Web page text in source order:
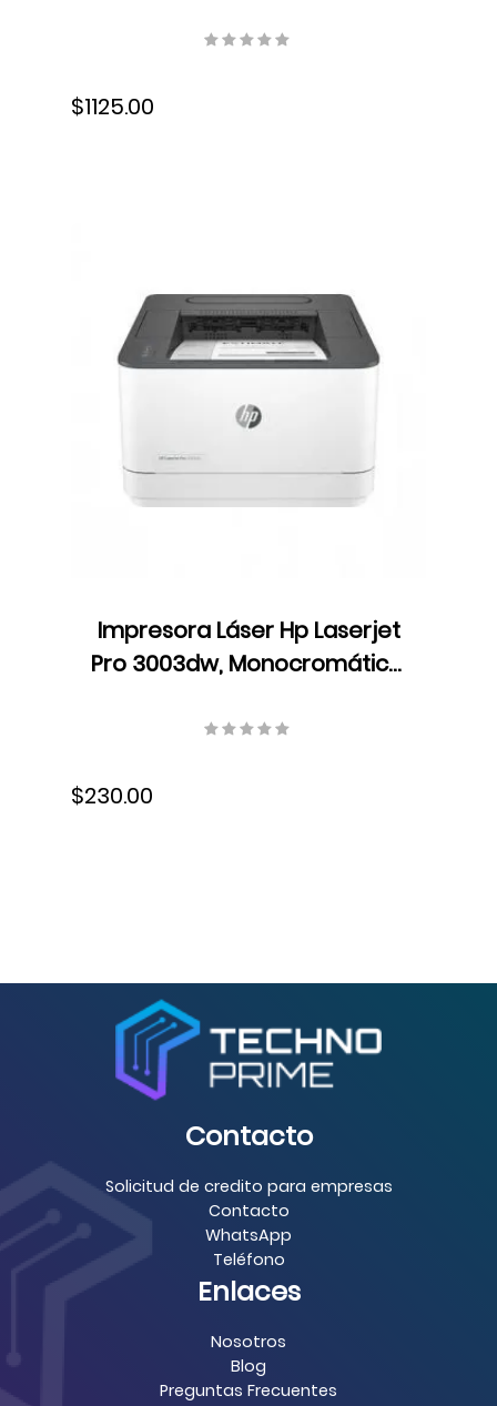
empresarial, 1200 x 1200 dpi,
Speed, USB, Fax, dúplex
$1125.00
Impresora Láser Hp Laserjet
Pro 3003dw, Monocromática,
$230.00
Contacto
Solicitud de credito para empresas
Contacto
WhatsApp
Teléfono
Enlaces
Nosotros
Blog
Preguntas Frecuentes